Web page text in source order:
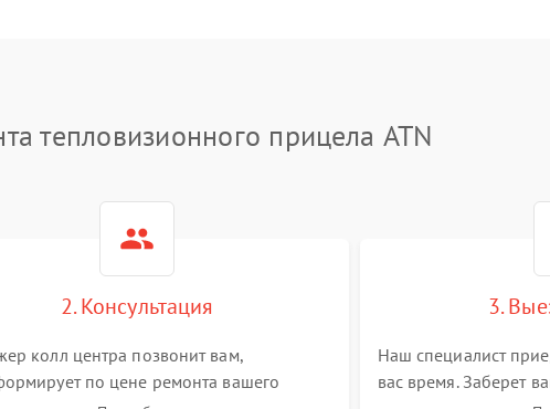
отключения
тепловизионного прицела ATN
2. Консультация
колл центра позвонит вам,
по цене ремонта вашего
3.
Наш специалист
вас время. Заберет